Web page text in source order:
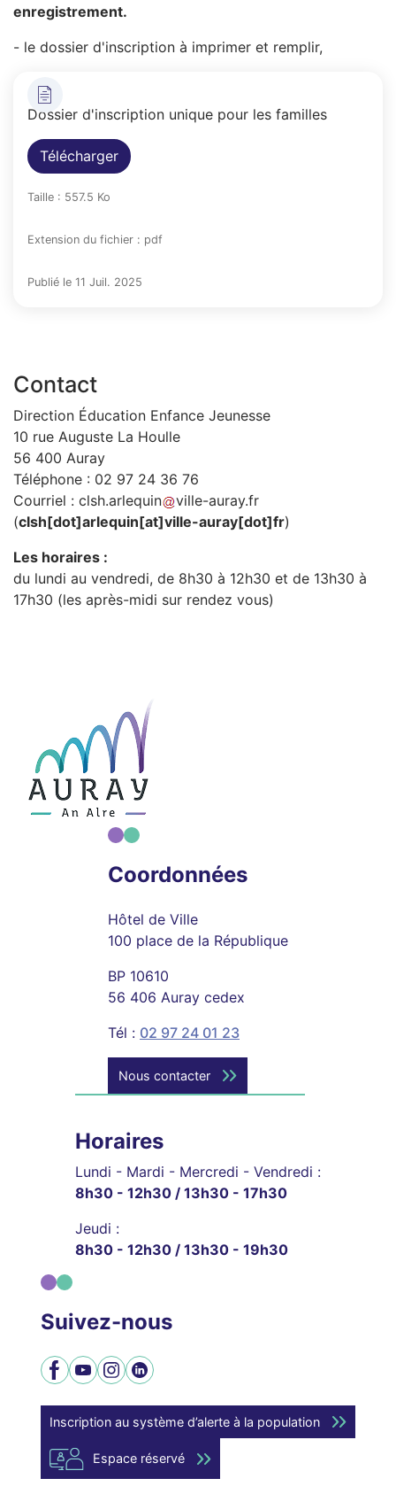
enregistrement.
- le dossier d'inscription à imprimer et remplir,
Dossier d'inscription unique pour les familles
Télécharger
Taille : 557.5 Ko
Extension du fichier : pdf
Publié le 11 Juil. 2025
Contact
Direction Éducation Enfance Jeunesse
10 rue Auguste La Houlle
56 400 Auray
Téléphone : 02 97 24 36 76
Courriel : clsh.arlequin ville-auray.fr
(clsh[dot]arlequin[at]ville-auray[dot]fr)
Les horaires :
du lundi au vendredi, de 8h30 à 12h30 et de 13h30 à
17h30 (les après-midi sur rendez vous)
Coordonnées
Hôtel de Ville
100 place de la République
BP 10610
56 406 Auray cedex
Tél : 02 97 24 01 23
Nous contacter
Horaires
Lundi - Mardi - Mercredi - Vendredi :
8h30 - 12h30 / 13h30 - 17h30
Jeudi :
8h30 - 12h30 / 13h30 - 19h30
Suivez-nous
Facebook
YouTubeInstagram
LinkedIn
Inscription au système d’alerte à la population
Espace réservé